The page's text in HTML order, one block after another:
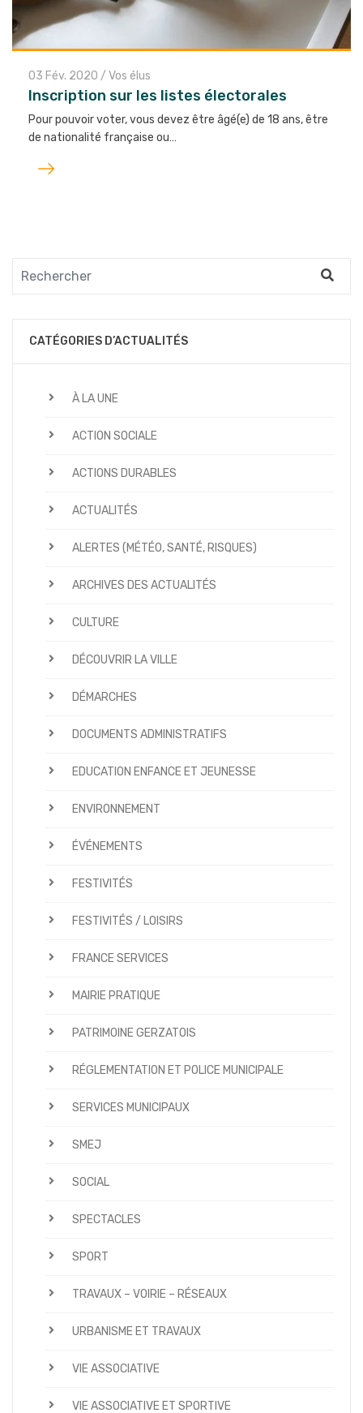
03 Fév. 2020 / Vos élus
Inscription sur les listes électorales
Pour pouvoir voter, vous devez être âgé(e) de 18 ans, être
de nationalité française ou…
Lire
l'article
CATÉGORIES D’ACTUALITÉS
À LA UNE
ACTION SOCIALE
ACTIONS DURABLES
ACTUALITÉS
ALERTES (MÉTÉO, SANTÉ, RISQUES)
ARCHIVES DES ACTUALITÉS
CULTURE
DÉCOUVRIR LA VILLE
DÉMARCHES
DOCUMENTS ADMINISTRATIFS
EDUCATION ENFANCE ET JEUNESSE
ENVIRONNEMENT
ÉVÉNEMENTS
FESTIVITÉS
FESTIVITÉS / LOISIRS
FRANCE SERVICES
MAIRIE PRATIQUE
PATRIMOINE GERZATOIS
RÉGLEMENTATION ET POLICE MUNICIPALE
SERVICES MUNICIPAUX
SMEJ
SOCIAL
SPECTACLES
SPORT
TRAVAUX – VOIRIE – RÉSEAUX
URBANISME ET TRAVAUX
VIE ASSOCIATIVE
VIE ASSOCIATIVE ET SPORTIVE